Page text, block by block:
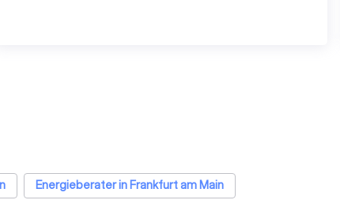
Energieberater in Frankfurt am Main